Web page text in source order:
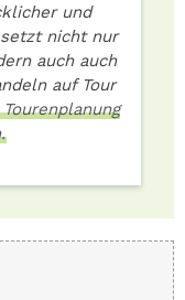
und
nicht nur
auch auch
auf Tour